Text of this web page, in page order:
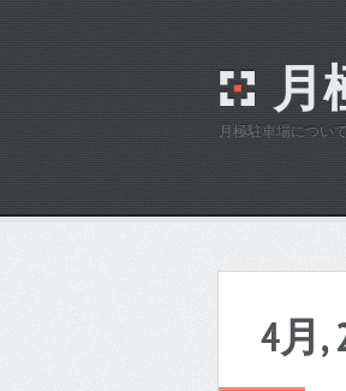
月
月極駐車場につい
4月,